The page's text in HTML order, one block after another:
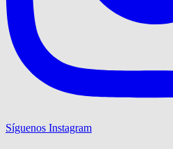
Síguenos Instagram